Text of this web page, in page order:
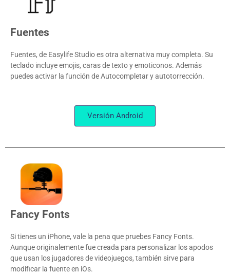
Fuentes
Fuentes, de Easylife Studio es otra alternativa muy completa. Su
teclado incluye emojis, caras de texto y emoticonos. Además
puedes activar la función de Autocompletar y autotorrección.
Versión Android
Fancy Fonts
Si tienes un iPhone, vale la pena que pruebes Fancy Fonts.
Aunque originalemente fue creada para personalizar los apodos
que usan los jugadores de videojuegos, también sirve para
modificar la fuente en iOs.